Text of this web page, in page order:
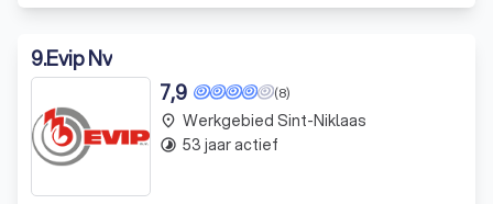
9.Evip Nv
(8)
7,9
place Werkgebied Sint-Niklaas
timelapse 53 jaar actief